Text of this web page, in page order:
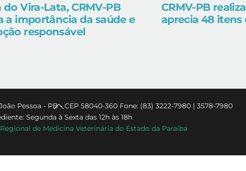
do Vira-Lata, CRMV-PB
a importância da saúde e
responsável
CRMV-PB
aprecia 48 itens
Back
To
Top
Pessoa - PB - CEP 58040-360 Fone: (83) 3222-7980 | 3578-7980
Segunda à Sexta das 12h às 18h
de Medicina Veterinária do Estado da Paraíba